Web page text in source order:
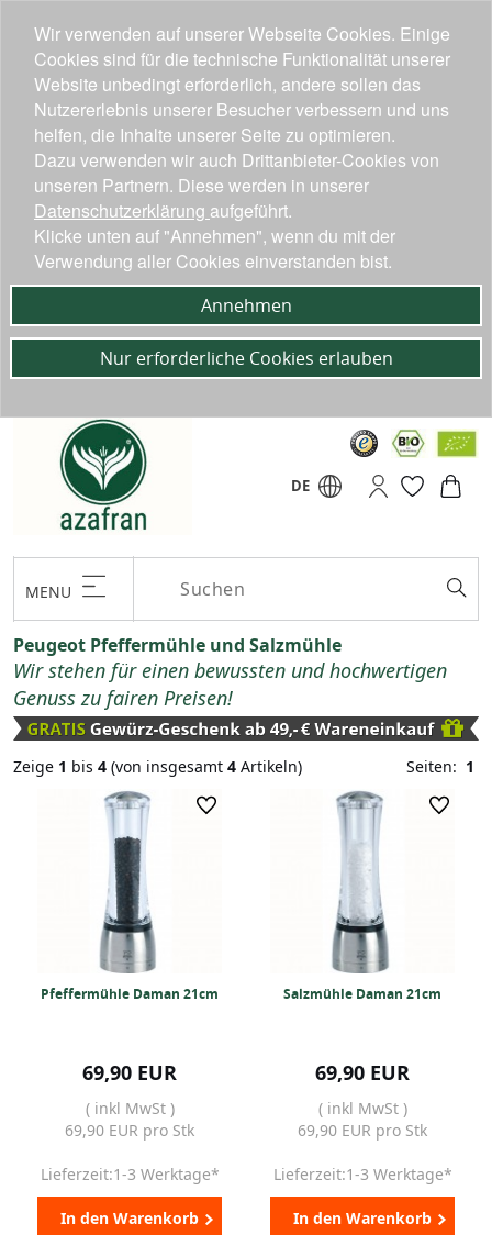
DE
MENU
Peugeot Pfeffermühle und Salzmühle
Wir stehen für einen bewussten und hochwertigen
Genuss zu fairen Preisen!
Zeige 1 bis 4 (von insgesamt 4 Artikeln) Seiten: 1
Pfeffermühle Daman 21cm
69,90 EUR
( inkl MwSt )
69,90 EUR pro Stk
Lieferzeit:1-3 Werktage*
In den Warenkorb
Salzmühle Daman 21cm
69,90 EUR
( inkl MwSt )
69,90 EUR pro Stk
Lieferzeit:1-3 Werktage*
In den Warenkorb
Wir verwenden auf unserer Webseite Cookies. Einige
Cookies sind für die technische Funktionalität unserer
Website unbedingt erforderlich, andere sollen das
Nutzererlebnis unserer Besucher verbessern und uns
helfen, die Inhalte unserer Seite zu optimieren.
Dazu verwenden wir auch Drittanbieter-Cookies von
unseren Partnern. Diese werden in unserer
Datenschutzerklärung aufgeführt.
Klicke unten auf "Annehmen", wenn du mit der
Verwendung aller Cookies einverstanden bist.
Annehmen
Nur erforderliche Cookies erlauben